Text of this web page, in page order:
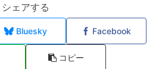
シェアする
Bluesky Facebook
コピー